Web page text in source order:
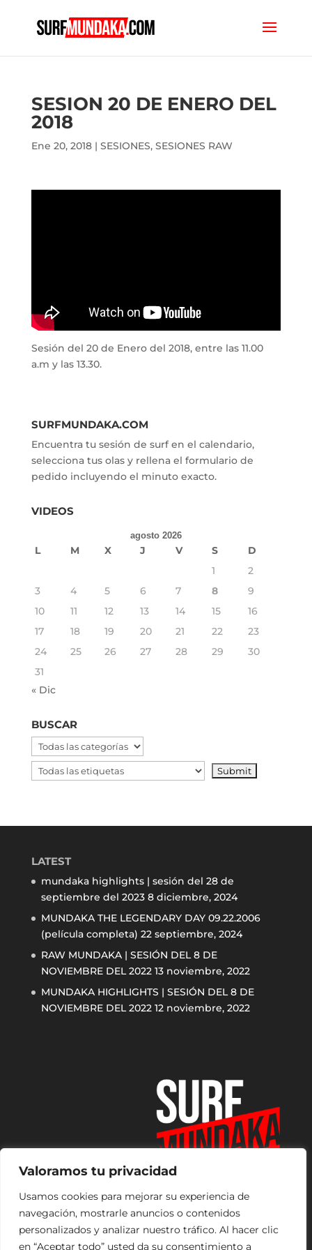
Valoramos tu privacidad
Usamos cookies para mejorar su experiencia de
navegación, mostrarle anuncios o contenidos
personalizados y analizar nuestro tráfico. Al hacer clic
en “Aceptar todo” usted da su consentimiento a
SESION 20 DE ENERO DEL
2018
Ene 20, 2018| SESIONES, SESIONES RAW
Sesión del 20 de Enero del 2018, entre las 11.00
a.m y las 13.30.
SURFMUNDAKA.COM
Encuentra tu sesión de surf en el calendario,
selecciona tus olas y rellena el formulario de
pedido incluyendo el minuto exacto.
VIDEOS
agosto 2026
L M X J V S
D
1
2
3
4 5 6 7 8
9
10
11 12 13 14 15
16
17
18 19 20 21 22
23
24
25 26 27 28 29
30
31
« Dic
BUSCAR
LATEST
mundaka highlights | sesión del 28 de
septiembre del 2023 8 diciembre, 2024
MUNDAKA THE LEGENDARY DAY 09.22.2006
(película completa) 22 septiembre, 2024
RAW MUNDAKA | SESIÓN DEL 8 DE
NOVIEMBRE DEL 2022 13 noviembre, 2022
MUNDAKA HIGHLIGHTS | SESIÓN DEL 8 DE
NOVIEMBRE DEL 2022 12 noviembre, 2022